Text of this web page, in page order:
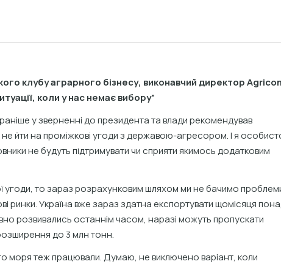
клубу аграрного бізнесу, виконавчий директор
коли у нас немає вибору”
у зверненні до президента та влади рекомендував
і не йти на проміжкові угоди з державою-агресором. І я
не будуть підтримувати чи сприяти якимось додатковим
угоди, то зараз розрахунковим шляхом ми не бачимо
ринки. Україна вже зараз здатна експортувати щомісяця
розвивались останнім часом, наразі можуть пропускати
до 3 млн тонн.
моря теж працювали. Думаю, не виключено варіант, коли